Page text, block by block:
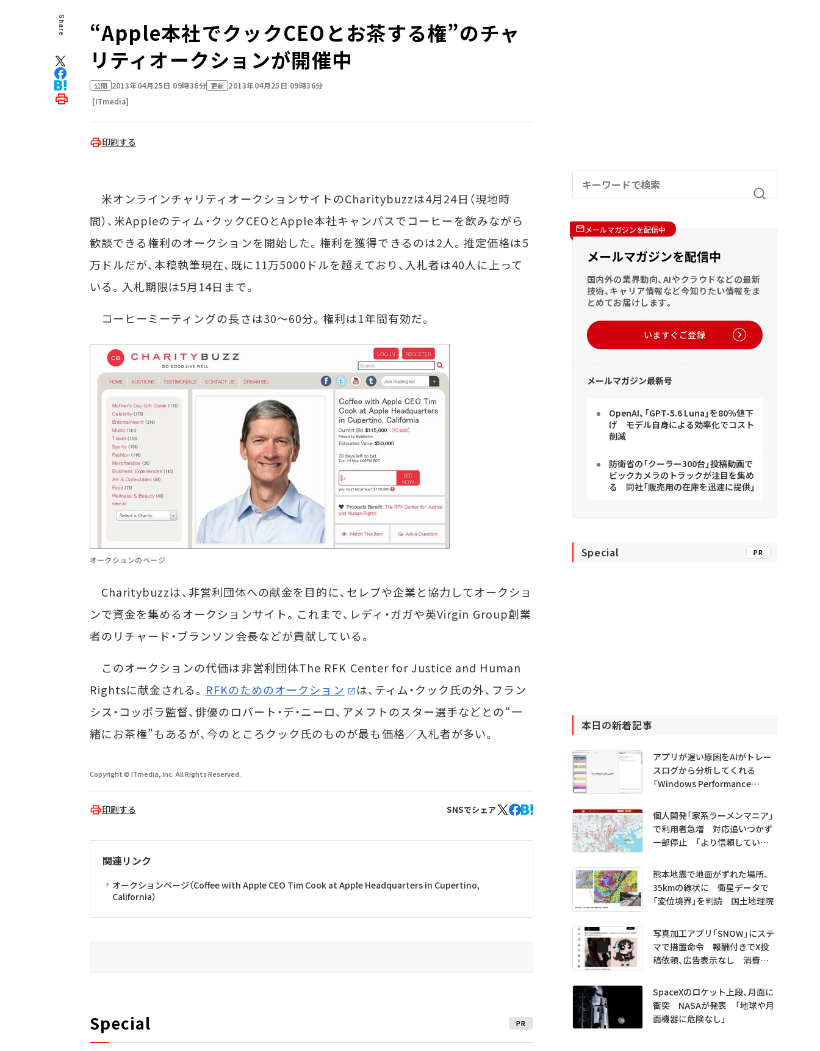
Share
“Apple本社でクックCEOとお茶する権”のチャ
リティオークションが開催中
公開 2013年04月25日 09時36分 更新 2013年04月25日 09時36分
[ITmedia]
印刷する
米オンラインチャリティオークションサイトのCharitybuzzは4月24日（現地時
間）、米Appleのティム・クックCEOとApple本社キャンパスでコーヒーを飲みながら
歓談できる権利のオークションを開始した。権利を獲得できるのは2人。推定価格は5
万ドルだが、本稿執筆現在、既に11万5000ドルを超えており、入札者は40人に上って
いる。入札期限は5月14日まで。
コーヒーミーティングの長さは30～60分。権利は1年間有効だ。
オークションのページ
Charitybuzzは、非営利団体への献金を目的に、セレブや企業と協力してオークショ
ンで資金を集めるオークションサイト。これまで、レディ・ガガや英Virgin Group創業
者のリチャード・ブランソン会長などが貢献している。
このオークションの代価は非営利団体The RFK Center for Justice and Human
Rightsに献金される。 RFKのためのオークション
は、ティム・クック氏の外、フラン
シス・コッポラ監督、俳優のロバート・デ・ニーロ、アメフトのスター選手などとの“一
緒にお茶権”もあるが、今のところクック氏のものが最も価格／入札者が多い。
Copyright © ITmedia, Inc. All Rights Reserved.
印刷する SNSでシェア
関連リンク
オークションページ（Coffee with Apple CEO Tim Cook at Apple Headquarters in Cupertino,
California）
Special PR
メールマガジンを配信中
メールマガジンを配信中
国内外の業界動向、AIやクラウドなどの最新
技術、キャリア情報など今知りたい情報をま
とめてお届けします。
いますぐご登録
メールマガジン最新号
OpenAI、「GPT-5.6 Luna」を80％値下
げ モデル自身による効率化でコスト
削減
防衛省の「クーラー300台」投稿動画で
ビックカメラのトラックが注目を集め
る 同社「販売用の在庫を迅速に提供」
Special PR
本日の新着記事
アプリが遅い原因をAIがトレー
スログから分析してくれる
「Windows Performance
プレビュー公開
個人開発「家系ラーメンマニア」
で利用者急増 対応追いつかず
一部停止 「より信頼していた
熊本地震で地面がずれた場所、
35kmの線状に 衛星データで
「変位境界」を判読 国土地理院
写真加工アプリ「SNOW」にステ
マで措置命令 報酬付きでX投
稿依頼、広告表示なし 消費者
SpaceXのロケット上段、月面に
衝突 NASAが発表 「地球や月
面機器に危険なし」